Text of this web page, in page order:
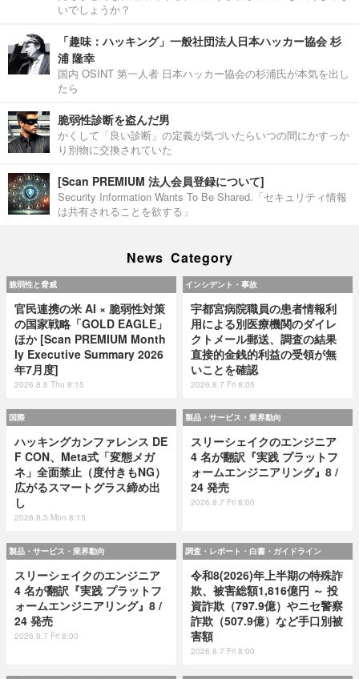
いでしょうか？
「趣味：ハッキング」一般社団法人日本ハッカー協会 杉
浦 隆幸
国内 OSINT 第一人者 日本ハッカー協会の杉浦氏が本気を出し
たら
脆弱性診断を盗んだ男
かくして「良い診断」の定義が気づいたらいつの間にかすっか
り別物に交換されていた
[Scan PREMIUM 法人会員登録について]
Security Information Wants To Be Shared.「セキュリティ情報
は共有されることを欲する」
News Category
脆弱性と脅威
官民連携の米 AI × 脆弱性対策
の国家戦略「GOLD EAGLE」
ほか [Scan PREMIUM Month
ly Executive Summary 2026
年7月度]
2026.8.6 Thu 8:15
インシデント・事故
宇都宮病院職員の患者情報利
用による別医療機関のダイレ
クトメール郵送、調査の結果
直接的金銭的利益の受領が無
いことを確認
2026.8.7 Fri 8:05
国際
ハッキングカンファレンス DE
F CON、Meta式「変態メガ
ネ」全面禁止（度付きもNG）
広がるスマートグラス締め出
し
2026.8.3 Mon 8:15
製品・サービス・業界動向
スリーシェイクのエンジニア
4 名が翻訳『実践 プラットフ
ォームエンジニアリング』8 /
24 発売
2026.8.7 Fri 8:00
製品・サービス・業界動向
スリーシェイクのエンジニア
4 名が翻訳『実践 プラットフ
ォームエンジニアリング』8 /
24 発売
2026.8.7 Fri 8:00
調査・レポート・白書・ガイドライン
令和8(2026)年上半期の特殊詐
欺、被害総額1,816億円 ～ 投
資詐欺（797.9億）やニセ警察
詐欺（507.9億）など手口別被
害額
2026.8.7 Fri 8:00